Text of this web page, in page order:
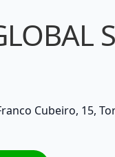
Cubeiro, 15,